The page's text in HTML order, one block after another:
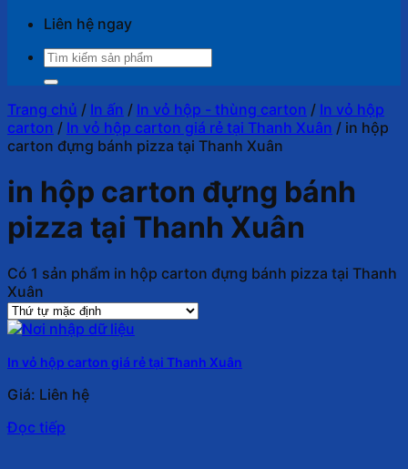
Liên hệ ngay
Tìm
kiếm:
Trang chủ / In ấn / In vỏ hộp - thùng carton / In vỏ hộp
carton / In vỏ hộp carton giá rẻ tại Thanh Xuân / in hộp
carton đựng bánh pizza tại Thanh Xuân
in hộp carton đựng bánh
pizza tại Thanh Xuân
Có 1 sản phẩm in hộp carton đựng bánh pizza tại Thanh
Xuân
In vỏ hộp carton giá rẻ tại Thanh Xuân
Giá: Liên hệ
Đọc tiếp